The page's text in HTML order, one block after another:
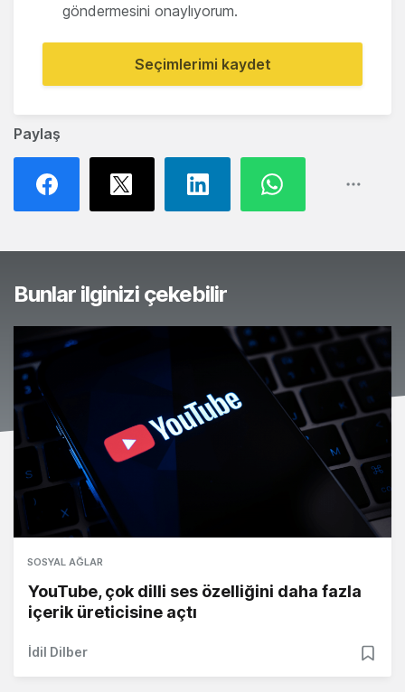
Paylaş
göndermesini onaylıyorum.
Seçimlerimi kaydet
Bunlar ilginizi çekebilir
SOSYAL AĞLAR
YouTube, çok dilli ses özelliğini daha fazla
içerik üreticisine açtı
İdil Dilber